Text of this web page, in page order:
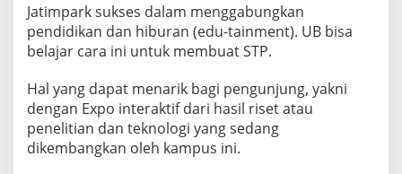
T
Jatimpark sukses dalam menggabungkan
pendidikan dan hiburan (edu-tainment). UB bisa
belajar cara ini untuk membuat STP.
Hal yang dapat menarik bagi pengunjung, yakni
dengan Expo interaktif dari hasil riset atau
penelitian dan teknologi yang sedang
dikembangkan oleh kampus ini.